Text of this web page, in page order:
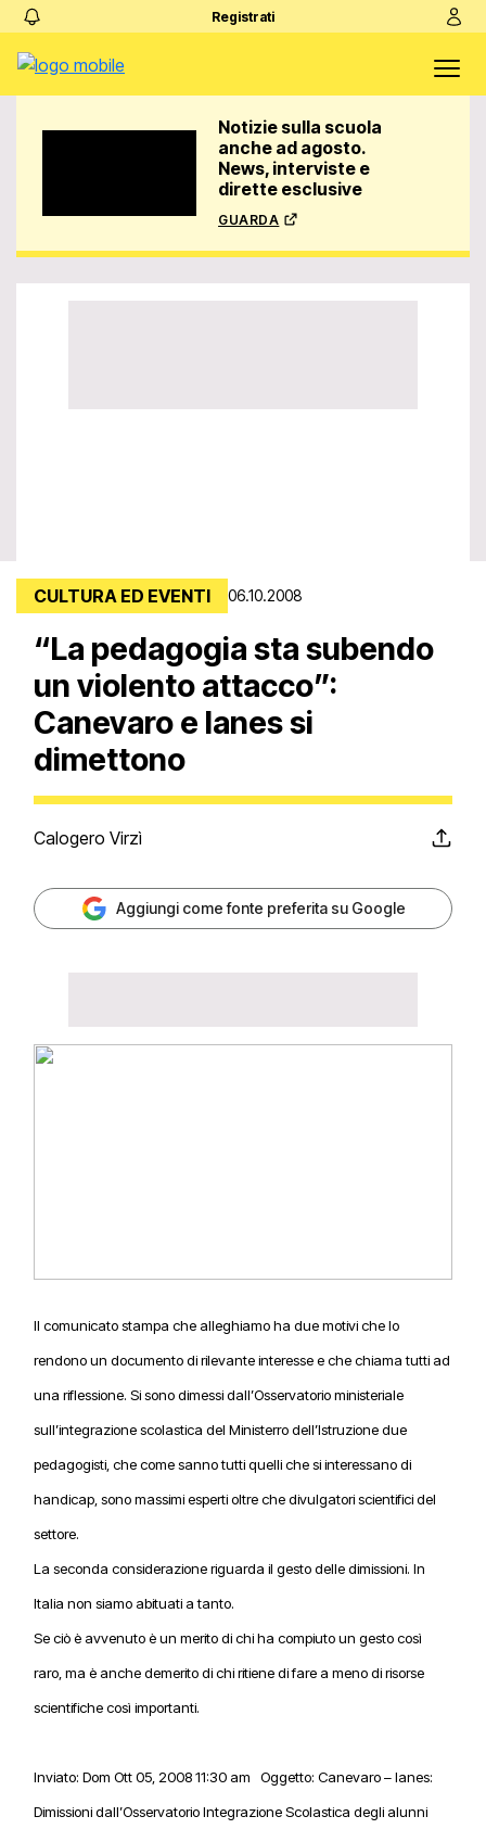
Registrati
Notizie sulla scuola
anche ad agosto.
News, interviste e
dirette esclusive
guarda
CULTURA ED EVENTI 06.10.2008
“La pedagogia sta subendo
un violento attacco”:
Canevaro e Ianes si
dimettono
Calogero Virzì
Aggiungi come fonte preferita su Google
Il comunicato stampa che alleghiamo ha due motivi che lo
rendono un documento di rilevante interesse e che chiama tutti ad
una riflessione. Si sono dimessi dall’Osservatorio ministeriale
sull’integrazione scolastica del Ministerro dell’Istruzione due
pedagogisti, che come sanno tutti quelli che si interessano di
handicap, sono massimi esperti oltre che divulgatori scientifici del
settore.
La seconda considerazione riguarda il gesto delle dimissioni. In
Italia non siamo abituati a tanto.
Se ciò è avvenuto è un merito di chi ha compiuto un gesto così
raro, ma è anche demerito di chi ritiene di fare a meno di risorse
scientifiche così importanti.
Inviato: Dom Ott 05, 2008 11:30 am Oggetto: Canevaro – Ianes:
Dimissioni dall’Osservatorio Integrazione Scolastica degli alunni